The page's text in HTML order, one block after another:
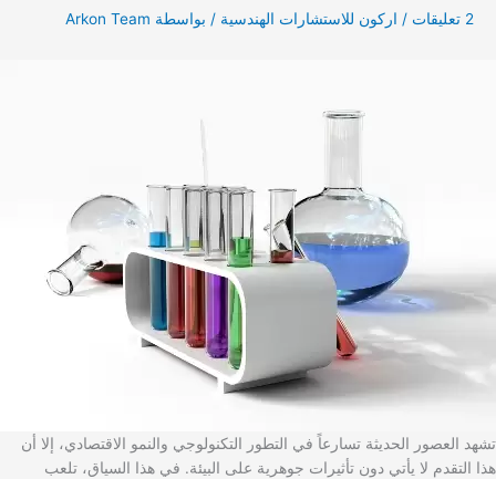
2 تعليقات / اركون للاستشارات الهندسية / بواسطة Arkon Team
تشهد العصور الحديثة تسارعاً في التطور التكنولوجي والنمو الاقتصادي، إلا أن
هذا التقدم لا يأتي دون تأثيرات جوهرية على البيئة. في هذا السياق، تلعب